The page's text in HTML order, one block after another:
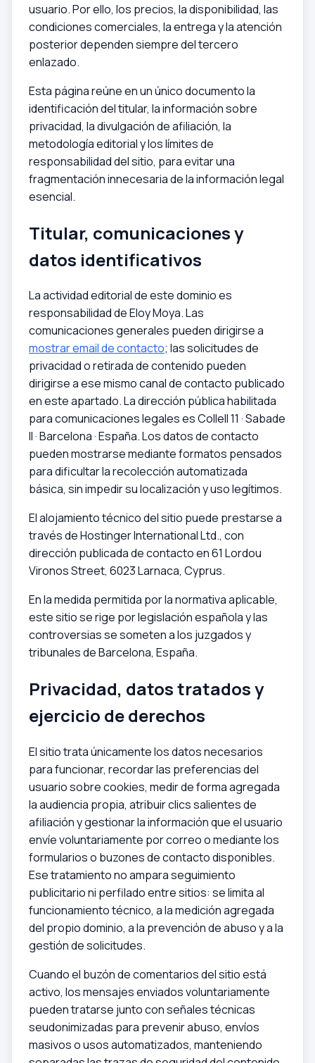
usuario. Por ello, los precios, la disponibilidad, las
condiciones comerciales, la entrega y la atención
posterior dependen siempre del tercero
enlazado.
Esta página reúne en un único documento la
identificación del titular, la información sobre
privacidad, la divulgación de afiliación, la
metodología editorial y los límites de
responsabilidad del sitio, para evitar una
fragmentación innecesaria de la información legal
esencial.
Titular, comunicaciones y
datos identificativos
La actividad editorial de este dominio es
responsabilidad de Eloy Moya. Las
comunicaciones generales pueden dirigirse a
mostrar email de contacto; las solicitudes de
privacidad o retirada de contenido pueden
dirigirse a ese mismo canal de contacto publicado
en este apartado. La dirección pública habilitada
para comunicaciones legales esCollell 11 ·Sabade
ll·Barcelona·España. Los datos de contacto
pueden mostrarse mediante formatos pensados
para dificultar la recolección automatizada
básica, sin impedir su localización y uso legítimos.
El alojamiento técnico del sitio puede prestarse a
través de Hostinger International Ltd., con
dirección publicada de contacto en 61 Lordou
Vironos Street, 6023 Larnaca, Cyprus.
En la medida permitida por la normativa aplicable,
este sitio se rige por legislación española y las
controversias se someten a los juzgados y
tribunales de Barcelona, España.
Privacidad, datos tratados y
ejercicio de derechos
El sitio trata únicamente los datos necesarios
para funcionar, recordar las preferencias del
usuario sobre cookies, medir de forma agregada
la audiencia propia, atribuir clics salientes de
afiliación y gestionar la información que el usuario
envíe voluntariamente por correo o mediante los
formularios o buzones de contacto disponibles.
Ese tratamiento no ampara seguimiento
publicitario ni perfilado entre sitios: se limita al
funcionamiento técnico, a la medición agregada
del propio dominio, a la prevención de abuso y a la
gestión de solicitudes.
Cuando el buzón de comentarios del sitio está
activo, los mensajes enviados voluntariamente
pueden tratarse junto con señales técnicas
seudonimizadas para prevenir abuso, envíos
masivos o usos automatizados, manteniendo